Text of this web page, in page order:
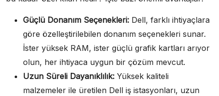
Güçlü Donanım Seçenekleri: Dell, farklı ihtiyaçlara
göre özelleştirilebilen donanım seçenekleri sunar.
İster yüksek RAM, ister güçlü grafik kartları arıyor
olun, her ihtiyaca uygun bir çözüm mevcut.
Uzun Süreli Dayanıklılık: Yüksek kaliteli
malzemeler ile üretilen Dell iş istasyonları, uzun